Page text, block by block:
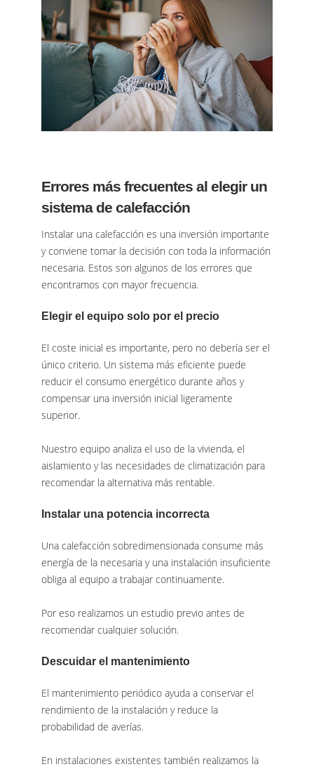
Errores más frecuentes al elegir un
sistema de calefacción
Instalar una calefacción es una inversión importante
y conviene tomar la decisión con toda la información
necesaria. Estos son algunos de los errores que
encontramos con mayor frecuencia.
Elegir el equipo solo por el precio
El coste inicial es importante, pero no debería ser el
único criterio. Un sistema más eficiente puede
reducir el consumo energético durante años y
compensar una inversión inicial ligeramente
superior.
Nuestro equipo analiza el uso de la vivienda, el
aislamiento y las necesidades de climatización para
recomendar la alternativa más rentable.
Instalar una potencia incorrecta
Una calefacción sobredimensionada consume más
energía de la necesaria y una instalación insuficiente
obliga al equipo a trabajar continuamente.
Por eso realizamos un estudio previo antes de
recomendar cualquier solución.
Descuidar el mantenimiento
El mantenimiento periódico ayuda a conservar el
rendimiento de la instalación y reduce la
probabilidad de averías.
En instalaciones existentes también realizamos la